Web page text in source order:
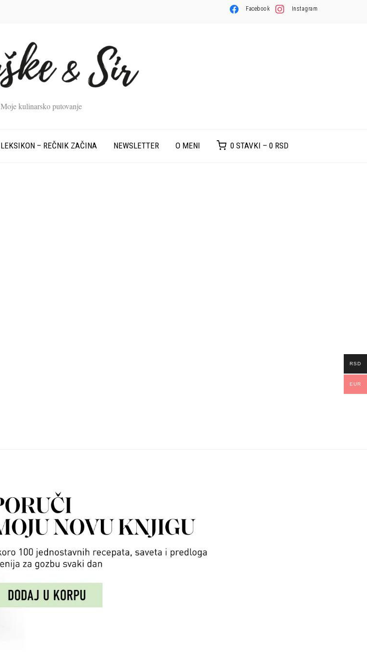
Facebook Instagram
Moje kulinarsko putovanje
LEKSIKON – REČNIK ZAČINA NEWSLETTER O MENI 0 STAVKI – 0 RSD
RSD
EUR